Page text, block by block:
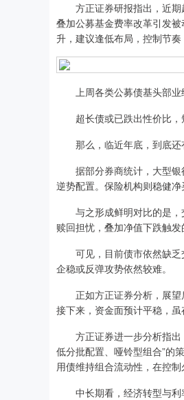
方正证券研报指出，近期
叠加公募基金费率改革引发
升，建议逢低布局，控制节奏
上周各类公募债基头部业
超长债或已跌出性价比，
那么，临近年底，到底还
据部分券商统计，大型银
逆势配置。保险机构则稳健
与之形成鲜明对比的是，
赎回担忧，叠加净值下跌触
可见，目前债市依然缺乏
企稳或反弹攻势依然较难。
正如方正证券分析，展望
接下来，资金面预计平稳，
方正证券进一步分析指出
低分批配置、哑铃型组合”的
用债维持组合流动性，在控制
中长期看，经济转型与利